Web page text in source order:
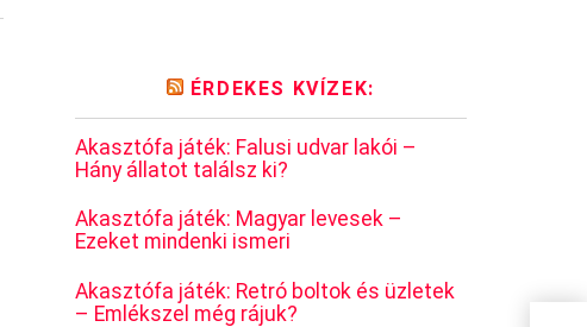
ÉRDEKES KVÍZEK:
Akasztófa játék: Falusi udvar lakói –
Hány állatot találsz ki?
Akasztófa játék: Magyar levesek –
Ezeket mindenki ismeri
Akasztófa játék: Retró boltok és üzletek
– Emlékszel még rájuk?